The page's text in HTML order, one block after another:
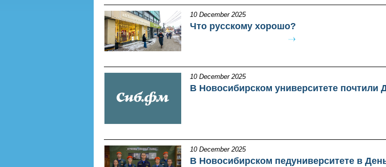
10 December 2025
Что русскому хорошо?
10 December 2025
В Новосибирском университете почтили
10 December 2025
В Новосибирском педуниверситете в